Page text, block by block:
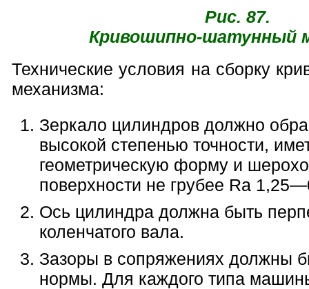
Рис. 87.
Кривошипно-шатунный
Технические условия на сборку
механизма:
Зеркало цилиндров должно
высокой степенью точности,
геометрическую форму и
поверхности не грубее Ra
Ось цилиндра должна быть
коленчатого вала.
Зазоры в сопряжениях должны
нормы. Для каждого типа